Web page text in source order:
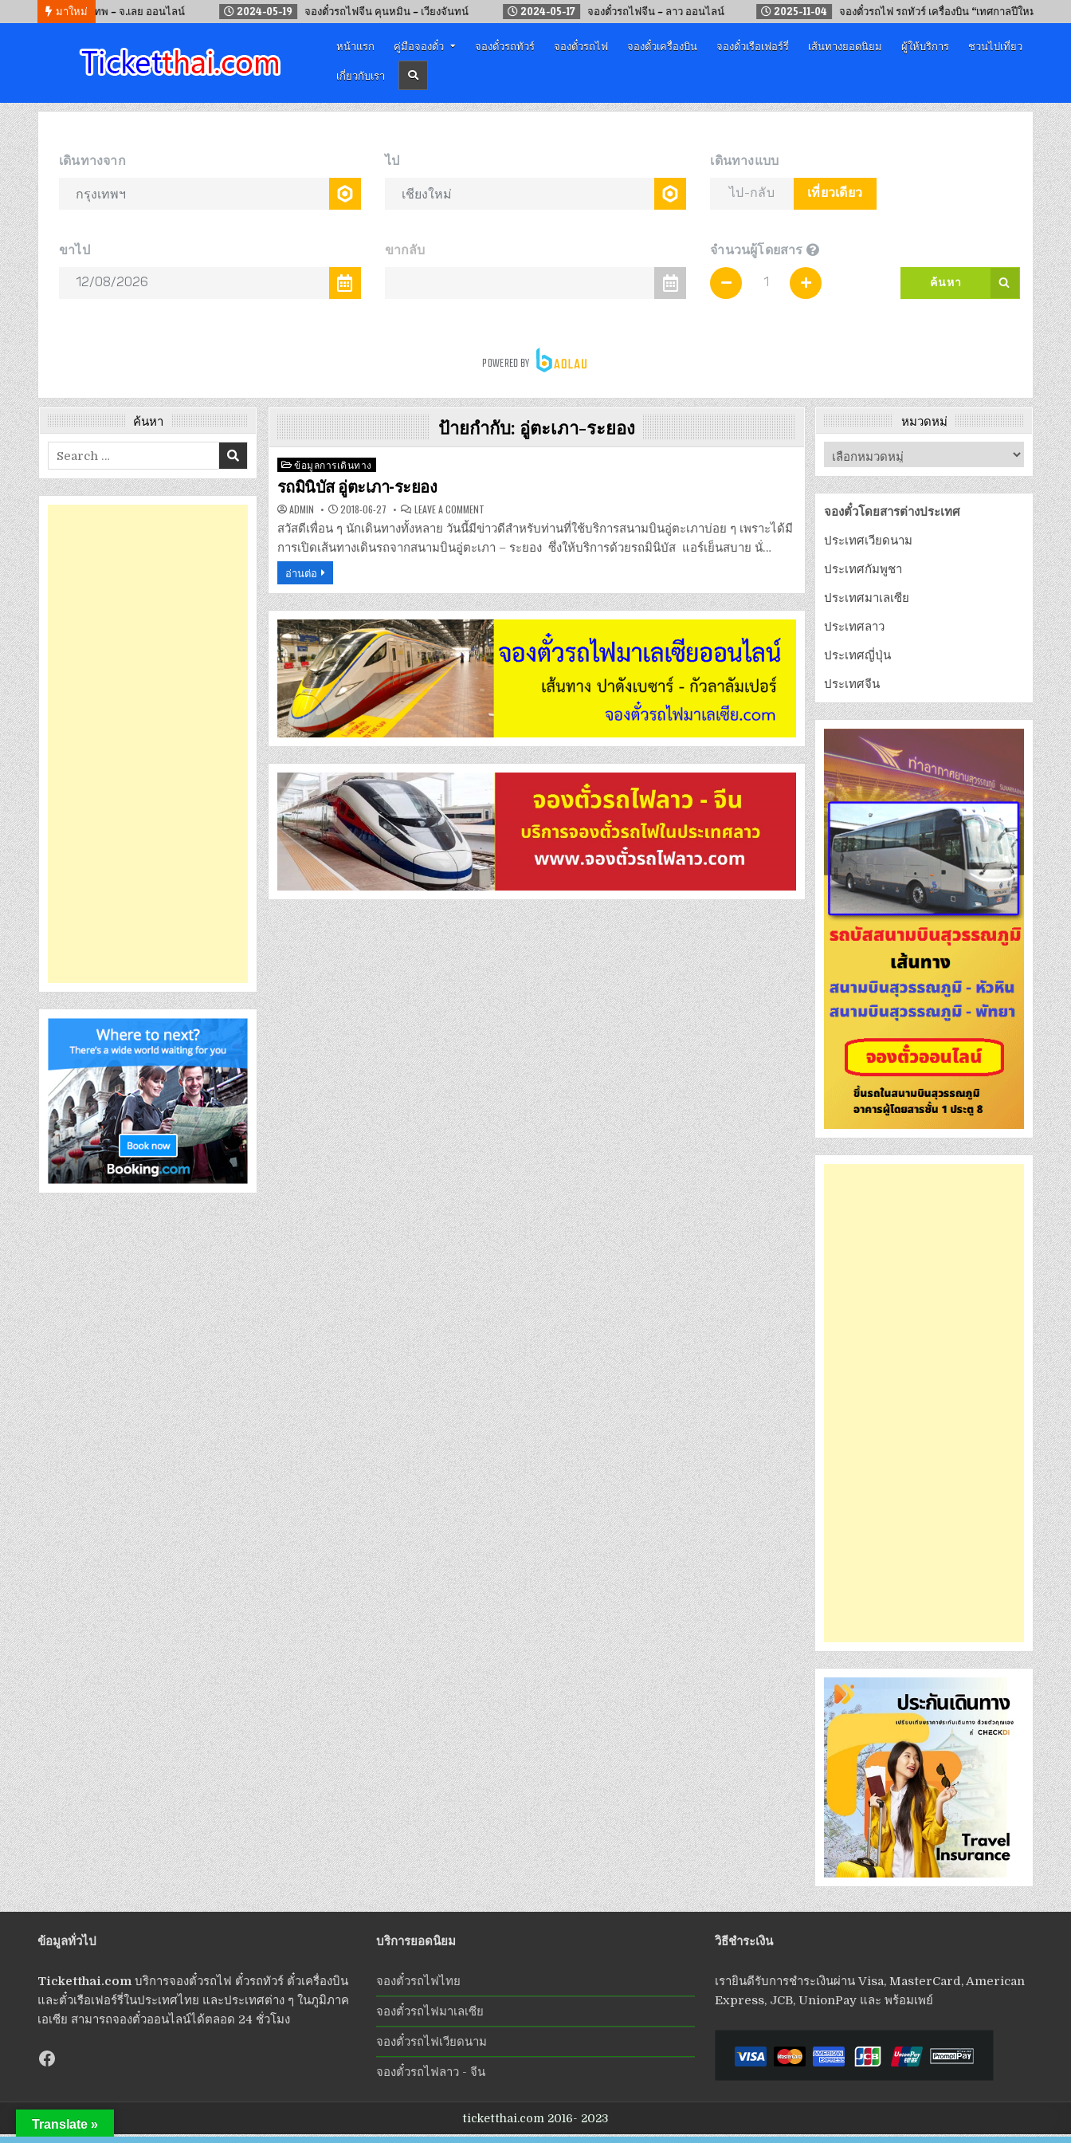
มาใหม่
รถทัวร์ กรุงเทพ – จ.เลย ออนไลน์ 2024-05-19 จองตั๋วรถไฟจีน คุนหมิน – เวียงจันทน์ 2024-05-17 จองตั๋วรถไฟจีน – ลาว ออนไลน์ 2025-11-04 จองตั๋วรถไฟ รถทัวร์ เครื่องบิน “เทศกาลปีใหม่ 2569”
จองตั๋วออนไลน์
หน้าแรก คู่มือจองตั๋ว จองตั๋วรถทัวร์ จองตั๋วรถไฟ จองตั๋วเครื่องบิน จองตั๋วเรือเฟอร์รี่ เส้นทางยอดนิยม ผู้ให้บริการ
ชวนไปเที่ยว
เกี่ยวกับเรา
ป้ายกำกับ: อู่ตะเภา-ระยอง
Posted
in
ข้อมูลการเดินทาง
รถมินิบัส อู่ตะเภา-ระยอง
ADMIN 2018-06-27 LEAVE A COMMENTON
มิ
นิ
บัส
อู่
สวัสดีเพื่อน ๆ นักเดินทางทั้งหลาย วันนี้มีข่าวดีสำหรับท่านที่ใช้บริการสนามบินอู่ตะเภาบ่อย ๆ เพราะได้มี
การเปิดเส้นทางเดินรถจากสนามบินอู่ตะเภา – ระยอง ซึ่งให้บริการด้วยรถมินิบัส แอร์เย็นสบาย นั่…
อ่านต่อ
ค้นหา
Search
for:
หมวดหมู่
จองตั๋วโดยสารต่างประเทศ
ประเทศเวียดนาม
ประเทศกัมพูชา
ประเทศมาเลเซีย
ประเทศลาว
ประเทศญี่ปุ่น
ประเทศจีน
ข้อมูลทั่วไป
Ticketthai.com บริการจองตั๋วรถไฟ ตั๋วรถทัวร์ ตั๋วเครื่องบิน
และตั๋วเรือเฟอร์รี่ในประเทศไทย และประเทศต่าง ๆ ในภูมิภาค
เอเซีย สามารถจองตั๋วออนไลน์ได้ตลอด 24 ชั่วโมง
บริการยอดนิยม
จองตั๋วรถไฟไทย
จองตั๋วรถไฟมาเลเซีย
จองตั๋วรถไฟเวียดนาม
จองตั๋วรถไฟลาว - จีน
วิธีชำระเงิน
เรายินดีรับการชำระเงินผ่าน Visa, MasterCard, American
Express, JCB, UnionPay และ พร้อมเพย์
ticketthai.com 2016- 2023
Translate »